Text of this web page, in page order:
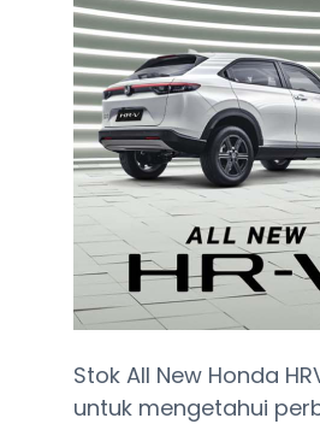
Stok All New Honda
untuk mengetahui